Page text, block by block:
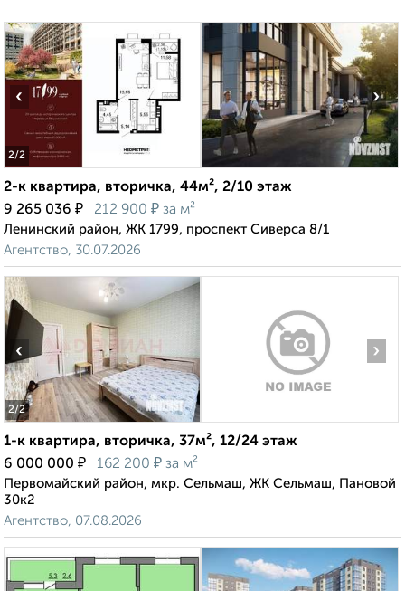
2/2
‹ ›
2-к квартира, вторичка, 44м², 2/10 этаж
9 265 036 ₽ 212 900 ₽ за м²
Ленинский район, ЖК 1799, проспект Сиверса 8/1
Агентство, 30.07.2026
2/2
‹ ›
1-к квартира, вторичка, 37м², 12/24 этаж
6 000 000 ₽ 162 200 ₽ за м²
Первомайский район, мкр. Сельмаш, ЖК Сельмаш, Пановой
30к2
Агентство, 07.08.2026